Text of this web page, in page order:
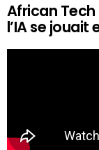
African Tech
l’IA se jouait